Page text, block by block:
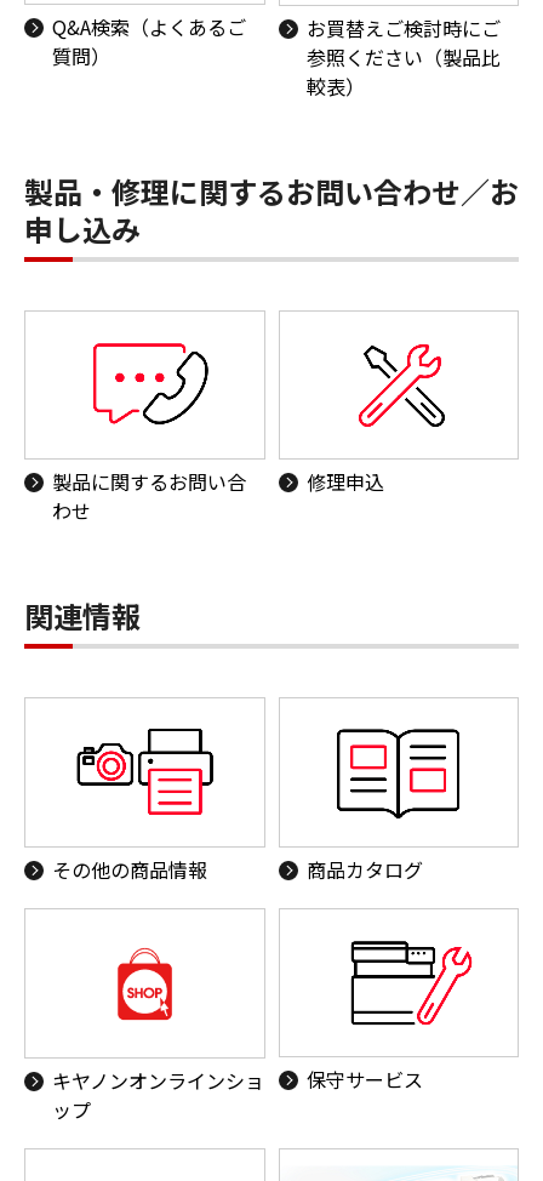
Q&A検索（よくあるご
質問）
お買替えご検討時にご
参照ください（製品比
較表）
製品・修理に関するお問い合わせ／お
申し込み
製品に関するお問い合
わせ
修理申込
関連情報
その他の商品情報 商品カタログ
キヤノンオンラインショ
ップ
保守サービス